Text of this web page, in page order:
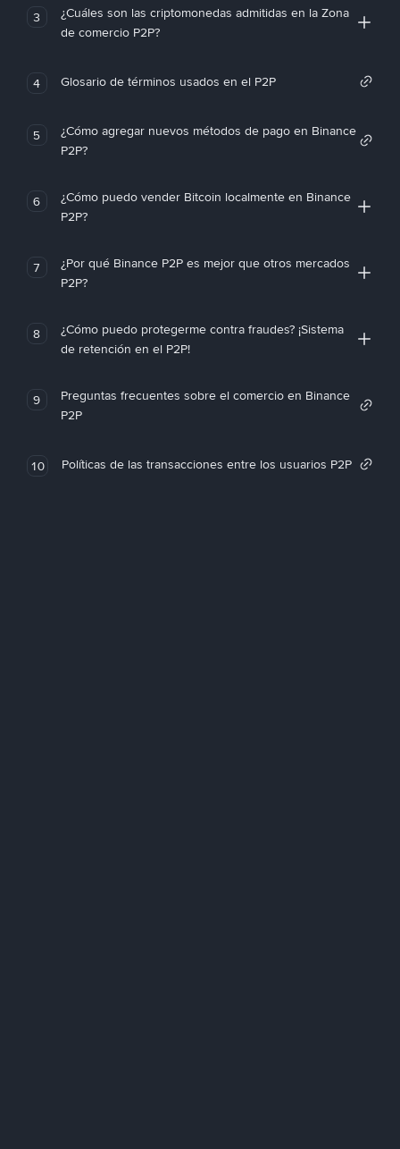
3
¿Cuáles son las criptomonedas admitidas en la Zona
de comercio P2P?
4 Glosario de términos usados en el P2P
5
¿Cómo agregar nuevos métodos de pago en Binance
P2P?
6
¿Cómo puedo vender Bitcoin localmente en Binance
P2P?
7
¿Por qué Binance P2P es mejor que otros mercados
P2P?
8
¿Cómo puedo protegerme contra fraudes? ¡Sistema
de retención en el P2P!
9
Preguntas frecuentes sobre el comercio en Binance
P2P
10 Políticas de las transacciones entre los usuarios P2P